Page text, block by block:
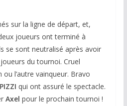
sur la ligne de départ, et,
joueurs ont terminé à
se sont neutralisé après avoir
du tournoi. Cruel
ou l’autre vainqueur. Bravo
qui ont assuré le spectacle.
Axel pour le prochain tournoi !